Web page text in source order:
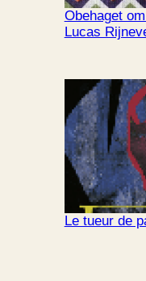
Obehaget
Lucas
Le tueur de